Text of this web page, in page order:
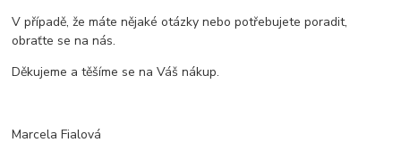
V případě, že máte nějaké otázky nebo potřebujete poradit,
obraťte se na nás.
Děkujeme a těšíme se na Váš nákup.
Marcela Fialová